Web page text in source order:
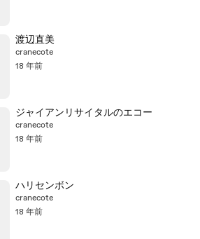
渡辺直美
cranecote
18 年前
ジャイアンリサイタルのエコー
cranecote
18 年前
ハリセンボン
cranecote
18 年前